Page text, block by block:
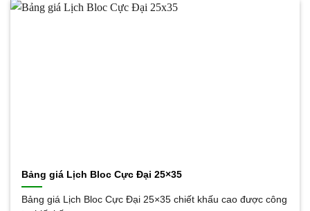
Bảng giá Lịch Bloc Cực Đại 25×35
Bảng giá Lịch Bloc Cực Đại 25×35 chiết khấu cao được công